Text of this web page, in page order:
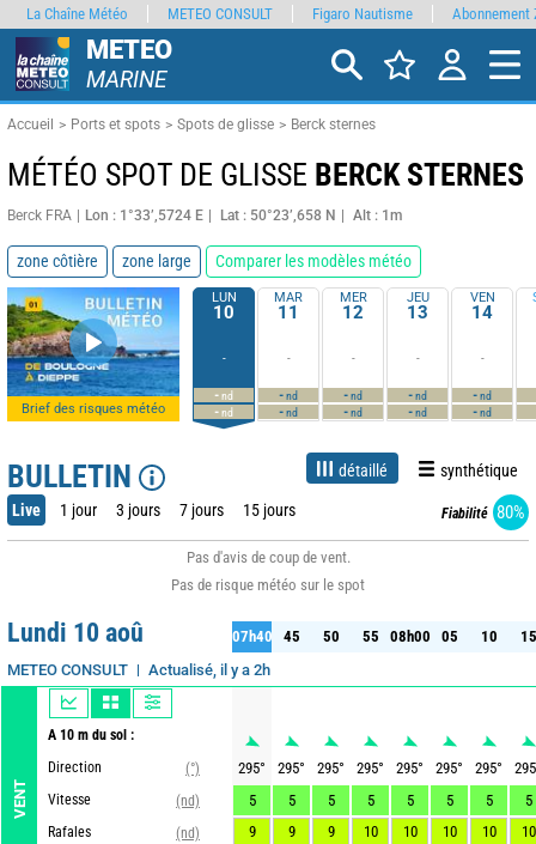
METEO
MARINE
Accueil Ports et spots Spots de glisse Berck sternes
MÉTÉO SPOT DE GLISSE BERCK STERNES
Berck FRA Lon : 1°33’,5724 E Lat : 50°23’,658 N Alt : 1m
zone côtière zone large Comparer les modèles météo
Brief des risques météo
LUN
10
-
-nd
-nd
MAR
11
-
-nd
-nd
MER
12
-
-nd
-nd
JEU
13
-
-nd
-nd
VEN
14
-
-nd
-nd
BULLETIN détaillé synthétique
Live 1 jour 3 jours 7 jours 15 jours Fiabilité 80%
Pas d'avis de coup de vent.
Pas de risque météo sur le spot
Lundi 10 aoû
METEO CONSULT Actualisé, il y a 2h
VENT
A 10 m du sol :
Direction
(°)
Vitesse
(nd)
Rafales
(nd)
07h40 45 50 55 08h00 05 10 15
40 45 50 55 08h00 05 10 15
295° 295° 295° 295° 295° 295° 295°
295
5
5 5 5 5 5 5
5
9
9 9 10 10 10 10 10
La Chaîne Météo METEO CONSULT Figaro Nautisme Abonnement